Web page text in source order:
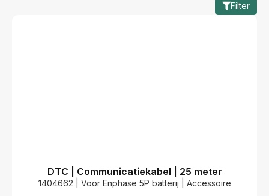
Filter
DTC | Communicatiekabel | 25 meter
1404662 | Voor Enphase 5P batterij | Accessoire